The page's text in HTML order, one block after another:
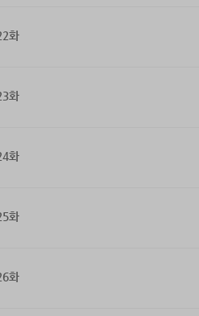
화
화
화
화
화